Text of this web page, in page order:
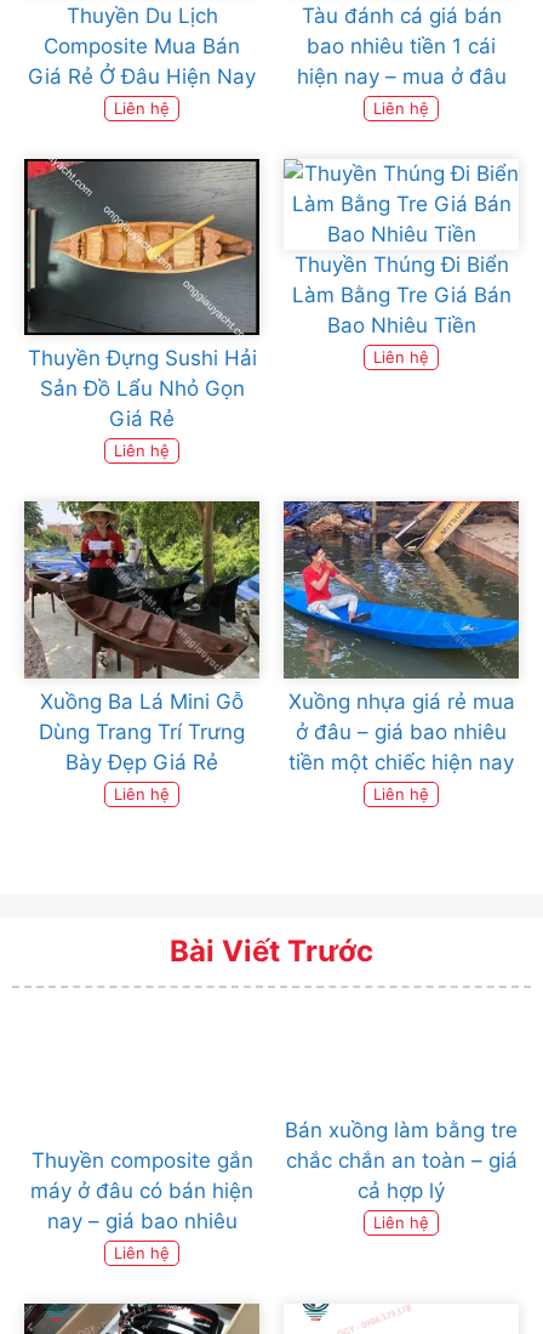
Thuyền Du Lịch
Composite Mua Bán
Giá Rẻ Ở Đâu Hiện Nay
Liên hệ
Tàu đánh cá giá bán
bao nhiêu tiền 1 cái
hiện nay – mua ở đâu
Liên hệ
Thuyền Đựng Sushi Hải
Sản Đồ Lẩu Nhỏ Gọn
Giá Rẻ
Liên hệ
Thuyền Thúng Đi Biển
Làm Bằng Tre Giá Bán
Bao Nhiêu Tiền
Liên hệ
Xuồng Ba Lá Mini Gỗ
Dùng Trang Trí Trưng
Bày Đẹp Giá Rẻ
Liên hệ
Xuồng nhựa giá rẻ mua
ở đâu – giá bao nhiêu
tiền một chiếc hiện nay
Liên hệ
Bài Viết Trước
Thuyền composite gắn
máy ở đâu có bán hiện
nay – giá bao nhiêu
Liên hệ
Bán xuồng làm bằng tre
chắc chắn an toàn – giá
cả hợp lý
Liên hệ